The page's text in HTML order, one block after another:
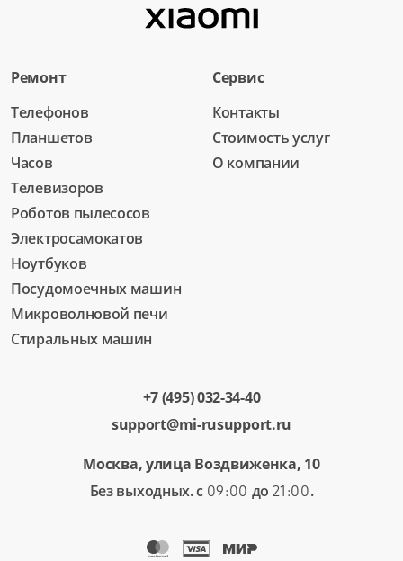
Ремонт
Телефонов
Планшетов
Часов
Телевизоров
Роботов пылесосов
Электросамокатов
Ноутбуков
Посудомоечных машин
Микроволновой печи
Стиральных машин
Сервис
Контакты
Стоимость услуг
О компании
+7 (495) 032-34-40
support@mi-rusupport.ru
Москва, улица Воздвиженка, 10
Без выходных. с 09:00 до 21:00.